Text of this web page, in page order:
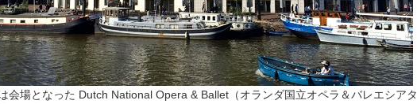
会場となった Dutch National Opera & Ballet（オランダ国立オペラ＆バレエシアタ